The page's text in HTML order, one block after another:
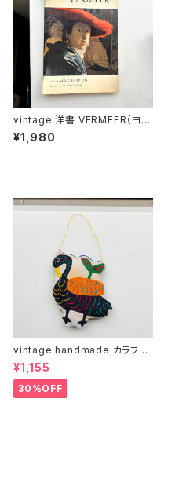
vintage 洋書 VERMEER（ヨハ
ネス・フェルメール）
¥1,980
vintage handmade カラフル
バード 02
¥1,155
30%OFF